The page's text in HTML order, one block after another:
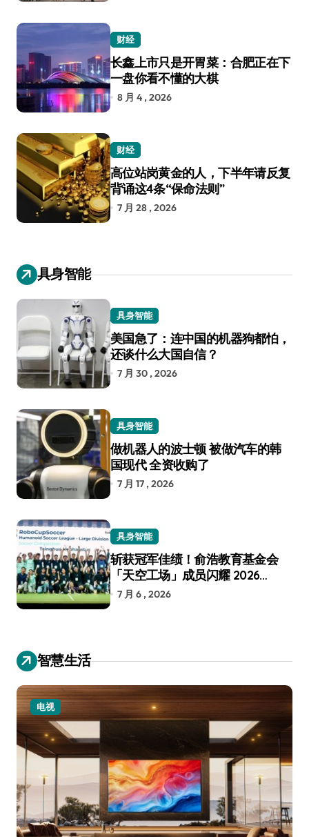
财经
长鑫上市只是开胃菜：合肥正在下
一盘你看不懂的大棋
8 月 4 , 2026
财经
高位站岗黄金的人，下半年请反复
背诵这4条“保命法则”
7 月 28 , 2026
具身智能
具身智能
美国急了：连中国的机器狗都怕，
还谈什么大国自信？
7 月 30 , 2026
具身智能
做机器人的波士顿 被做汽车的韩
国现代 全资收购了
7 月 17 , 2026
具身智能
斩获冠军佳绩！俞浩教育基金会
「天空工场」成员闪耀 2026
RoboCup 机器人世界杯
7 月 6 , 2026
智慧生活
电视